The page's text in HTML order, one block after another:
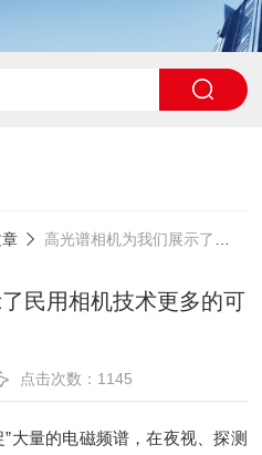
高光谱相机为我们展示了民用相机技术更多的可能性
民用相机技术更多的可
点击次数：1145
量的电磁频谱，在夜视、探测